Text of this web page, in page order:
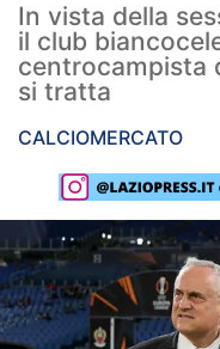
Primavera
Calciomercato
Lazio Women
Rassegna Lazio
Social
Calcio
Serie A
In vista della
il club
centrocampista
si tratta
CALCIOMERCATO